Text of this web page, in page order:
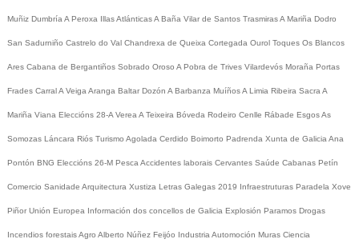
Muñiz Dumbría A Peroxa Illas AtlánticasA Baña Vilar de Santos TrasmirasA Mariña Dodro
San Sadurniño Castrelo do Val Chandrexa de Queixa Cortegada Ourol Toques Os Blancos
Ares Cabana de Bergantiños Sobrado Oroso A Pobra de Trives Vilardevós Moraña Portas
Frades CarralA Veiga Aranga Baltar Dozón A Barbanza MuíñosA Limia Ribeira Sacra A
Mariña Viana Eleccións 28-A Verea A Teixeira Bóveda Rodeiro Cenlle Rábade EsgosAs
Somozas Láncara Riós Turismo Agolada Cerdido Boimorto Padrenda Xunta de Galicia Ana
Pontón BNG Eleccións 26-M Pesca Accidentes laborais Cervantes Saúde Cabanas Petín
Comercio Sanidade Arquitectura Xustiza Letras Galegas 2019 Infraestruturas Paradela Xove
Piñor Unión Europea Información dos concellos de Galicia Explosión Paramos Drogas
Incendios forestaisAgro Alberto Núñez Feijóo Industria Automoción Muras Ciencia